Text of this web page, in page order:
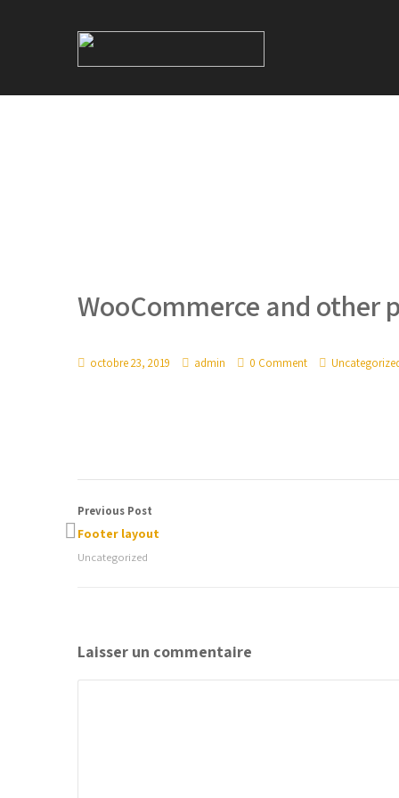
WooCommerce and other
octobre 23, 2019 admin 0 Comment
Previous Post
Footer layout
Uncategorized
Laisser un commentaire